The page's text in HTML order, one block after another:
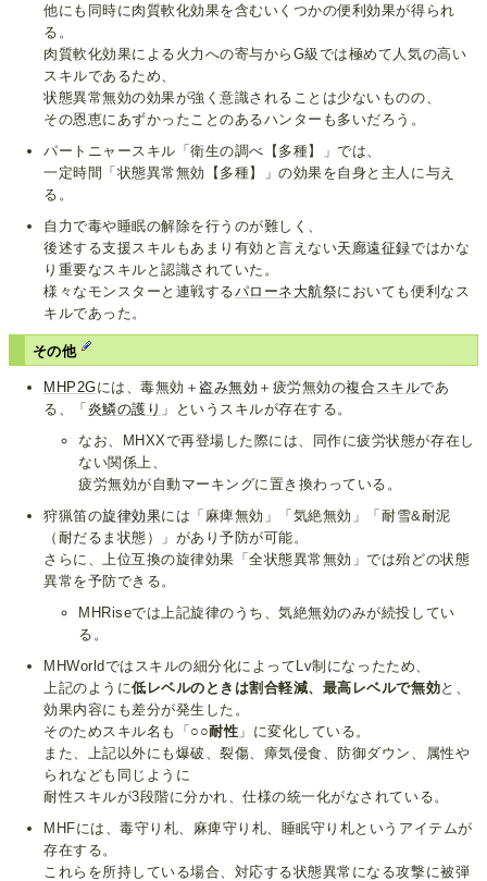
他にも同時に肉質軟化効果を含むいくつかの便利効果が得られ
る。
肉質軟化効果による火力への寄与からG級では極めて人気の高い
スキルであるため、
状態異常無効の効果が強く意識されることは少ないものの、
その恩恵にあずかったことのあるハンターも多いだろう。
パートニャースキル「衛生の調べ【多種】」では、
一定時間「状態異常無効【多種】」の効果を自身と主人に与え
る。
自力で毒や睡眠の解除を行うのが難しく、
後述する支援スキルもあまり有効と言えない天廊遠征録ではかな
り重要なスキルと認識されていた。
様々なモンスターと連戦するパローネ大航祭においても便利なス
キルであった。
その他
MHP2Gには、毒無効＋盗み無効 ＋疲労無効の複合スキルであ
る、「炎鱗の護り 」というスキルが存在する。
なお、MHXXで再登場した際には、同作に疲労状態が存在し
ない関係上、
疲労無効が自動マーキングに置き換わっている。
狩猟笛の旋律効果には「麻痺無効」「気絶無効」「耐雪&耐泥
（耐だるま状態）」があり予防が可能。
さらに、上位互換の旋律効果「全状態異常無効」では殆どの状態
異常を予防できる。
MHRiseでは上記旋律のうち、気絶無効のみが続投してい
る。
MHWorldではスキルの細分化によってLv制になったため、
上記のように低レベルのときは割合軽減、最高レベルで無効と、
効果内容にも差分が発生した。
そのためスキル名も「 ○○耐性 」に変化している。
また、上記以外にも爆破、裂傷、瘴気侵食、防御ダウン、属性や
られなども同じように
耐性スキルが3段階に分かれ、仕様の統一化がなされている。
MHFには、毒守り札、麻痺守り札、睡眠守り札というアイテムが
存在する。
これらを所持している場合、対応する状態異常になる攻撃に被弾